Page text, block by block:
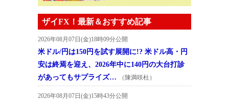
ザイFX！最新＆おすすめ記事
2026年08月07日(金)18時09分公開
米ドル/円は150円を試す展開に!? 米ドル高・円
安は終焉を迎え、2026年中に140円の大台打診
があってもサプライズ…
（陳満咲杜）
2026年08月07日(金)15時43分公開